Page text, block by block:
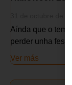
Aínda que o
perder unha
Ver más